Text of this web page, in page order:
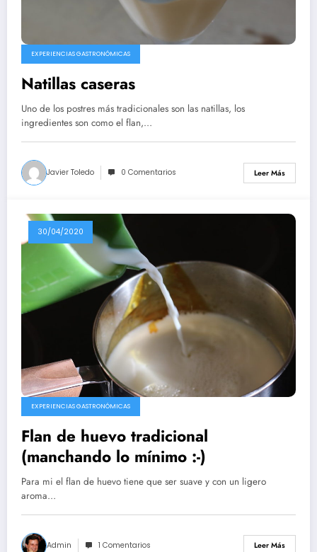
EXPERIENCIAS GASTRONÓMICAS
Natillas caseras
Uno de los postres más tradicionales son las natillas, los
ingredientes son como el flan,…
Javier Toledo 0 Comentarios Leer Más
30/04/2020
EXPERIENCIAS GASTRONÓMICAS
Flan de huevo tradicional
(manchando lo mínimo :-)
Para mi el flan de huevo tiene que ser suave y con un ligero
aroma…
Admin 1 Comentarios Leer Más